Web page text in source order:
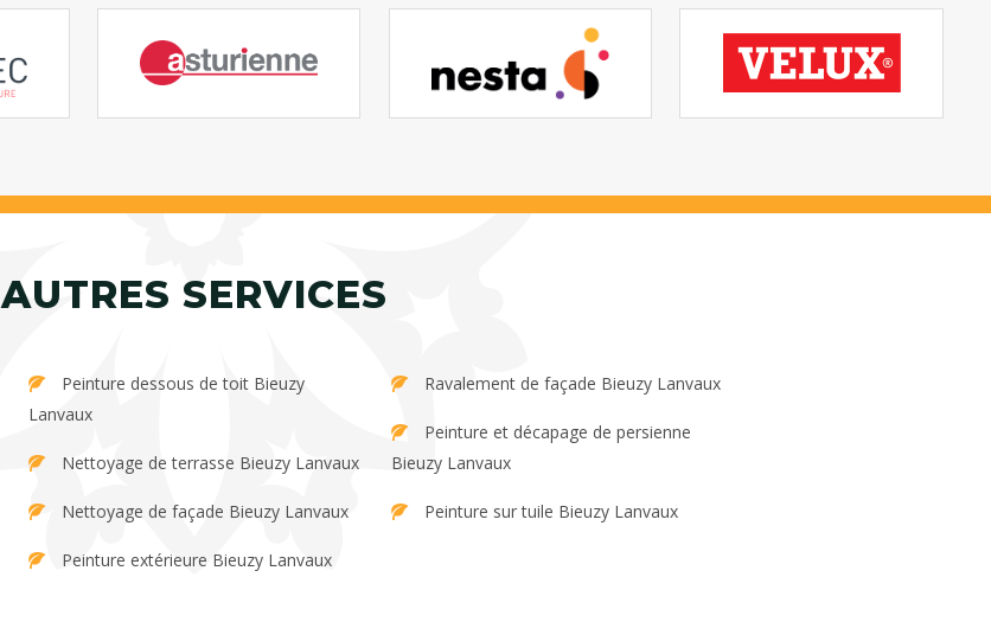
AUTRES SERVICES
Lanvaux
Nettoyage de terrasse Bieuzy Lanvaux
Nettoyage de façade Bieuzy Lanvaux
Peinture extérieure Bieuzy Lanvaux
Ravalement de façade Bieuzy Lanvaux
Bieuzy Lanvaux
Peinture sur tuile Bieuzy Lanvaux